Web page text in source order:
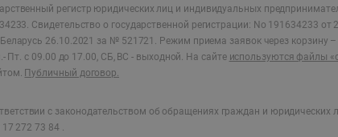
регистр юридических лиц и индивидуальных
Свидетельство о государственной регистрации: No 191634233 от
26.10.2021 за № 521721. Режим приема заявок через корзину –
Пт. с 09.00 до 17.00, СБ, ВС - выходной. На сайте используются файлы
Публичный договор.
с законодательством об обращениях граждан и юридических
272 73 84 .